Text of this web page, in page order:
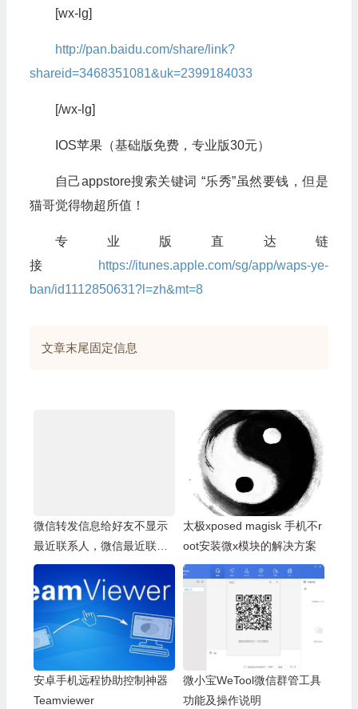
[wx-lg]
http://pan.baidu.com/share/link?
shareid=3468351081&uk=2399184033
[/wx-lg]
IOS苹果（基础版免费，专业版30元）
自己appstore搜索关键词 “乐秀”虽然要钱，但是
猫哥觉得物超所值！
专业版直达链
接
https://itunes.apple.com/sg/app/waps-ye-
ban/id1112850631?l=zh&mt=8
文章末尾固定信息
微信转发信息给好友不显示
最近联系人，微信最近联系
人空白
太极xposed magisk 手机不r
oot安装微x模块的解决方案
安卓手机远程协助控制神器
Teamviewer
微小宝WeTool微信群管工具
功能及操作说明